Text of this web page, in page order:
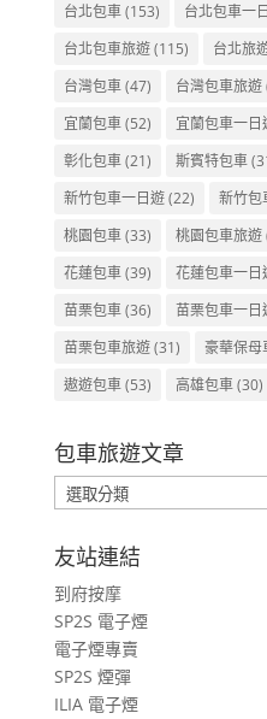
台北包車(153) 台北包車一
台北包車旅遊(115) 台北旅
台灣包車(47) 台灣包車旅遊
宜蘭包車(52) 宜蘭包車一日
彰化包車(21) 斯賓特包車
新竹包車一日遊(22) 新竹包
桃園包車(33) 桃園包車旅遊
花蓮包車(39) 花蓮包車一日
苗栗包車(36) 苗栗包車一日
苗栗包車旅遊(31) 豪華保母
遨遊包車(53) 高雄包車(30)
包車旅遊文章
包
車
旅
遊
文
章
友站連結
到府按摩
SP2S 電子煙
電子煙專賣
SP2S 煙彈
ILIA 電子煙